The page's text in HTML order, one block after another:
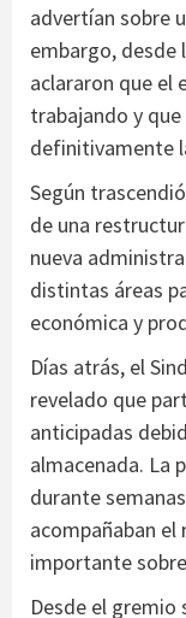
advertían sobre
embargo, desde
aclararon que el
trabajando y
definitivamente
Según
de una
nueva
distintas áreas
económica y
Días atrás, el
revelado que
anticipadas
almacenada. La
durante
acompañaban
importante
Desde el gremio